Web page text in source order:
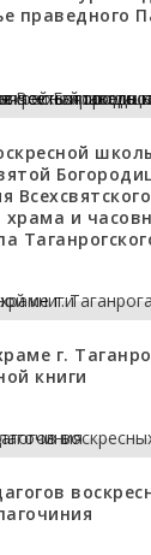
праведного
Всехсвятского
и
г.
книги